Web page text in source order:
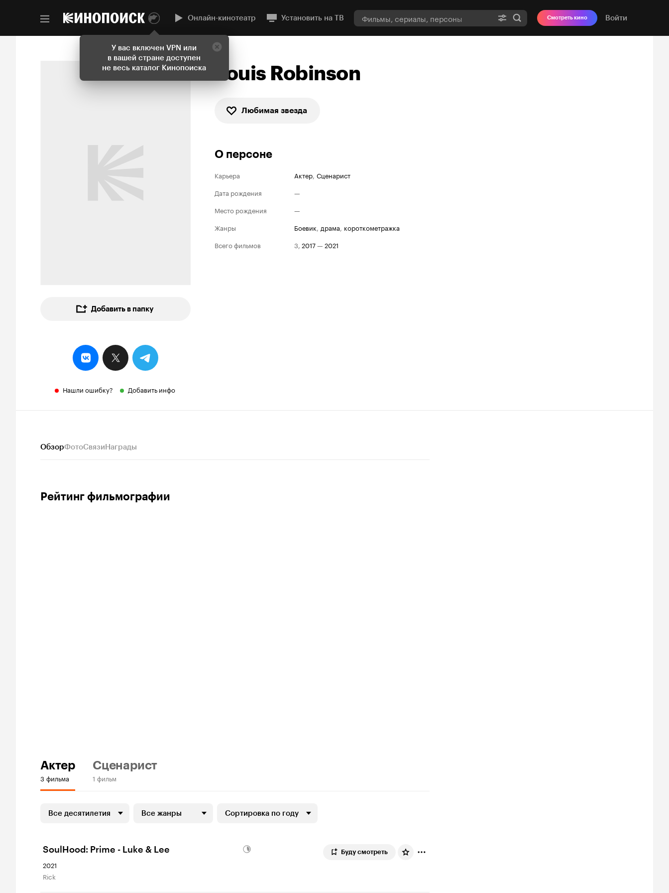
У вас включен VPN или
в вашей стране доступен
не весь каталог Кинопоиска
Онлайн-кинотеатр Установить на ТВ Смотреть кино Войти
Добавить в папку
Нашли ошибку? Добавить инфо
Louis Robinson
Любимая звезда
О персоне
Карьера Актер, Сценарист
Дата рождения
—
Место рождения
—
Жанры
боевик, драма, короткометражка
Всего фильмов
3, 2017— 2021
ОбзорФотоСвязиНаграды
Рейтинг фильмографии
Актер
3 фильма
Сценарист
1 фильм
Все десятилетия Все жанры Сортировка по году
SoulHood: Prime - Luke & Lee
2021
Rick
Буду смотреть